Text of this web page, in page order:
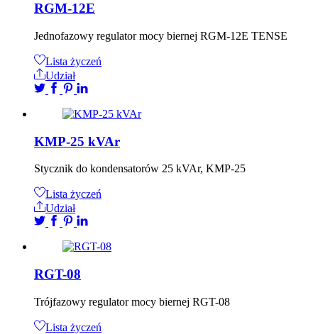
RGM-12E
Jednofazowy regulator mocy biernej RGM-12E TENSE
Lista życzeń
Udział
KMP-25 kVAr
Stycznik do kondensatorów 25 kVAr, KMP-25
Lista życzeń
Udział
RGT-08
Trójfazowy regulator mocy biernej RGT-08
Lista życzeń